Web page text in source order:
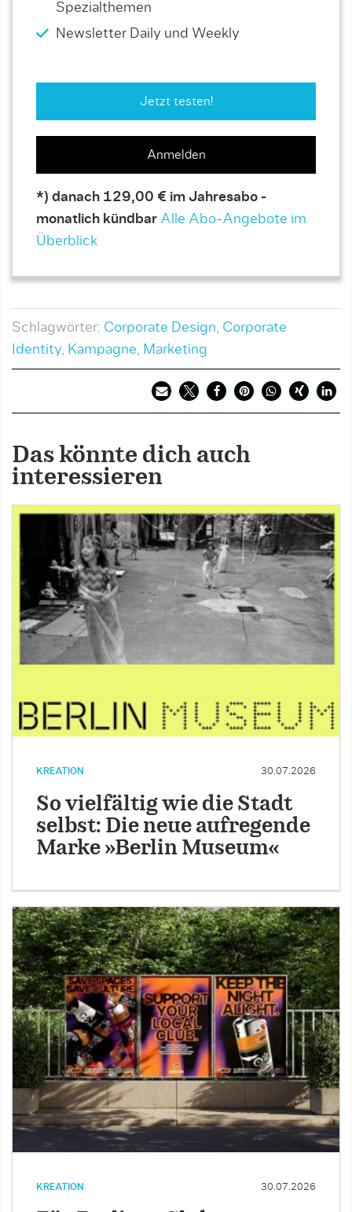
Spezialthemen
Newsletter Daily und Weekly
Jetzt testen!
Anmelden
*) danach 129,00 € im Jahresabo -
monatlich kündbar Alle Abo-Angebote im
Überblick
Schlagwörter: Corporate Design, Corporate
Identity, Kampagne, Marketing
Das könnte dich auch
interessieren
KREATION 30.07.2026
So vielfältig wie die Stadt
selbst: Die neue aufregende
Marke »Berlin Museum«
KREATION 30.07.2026